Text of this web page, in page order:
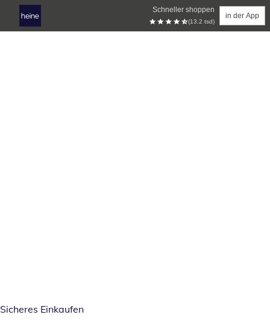
Schneller shoppen
(13.2 tsd)
in der App
Sicheres Einkaufen